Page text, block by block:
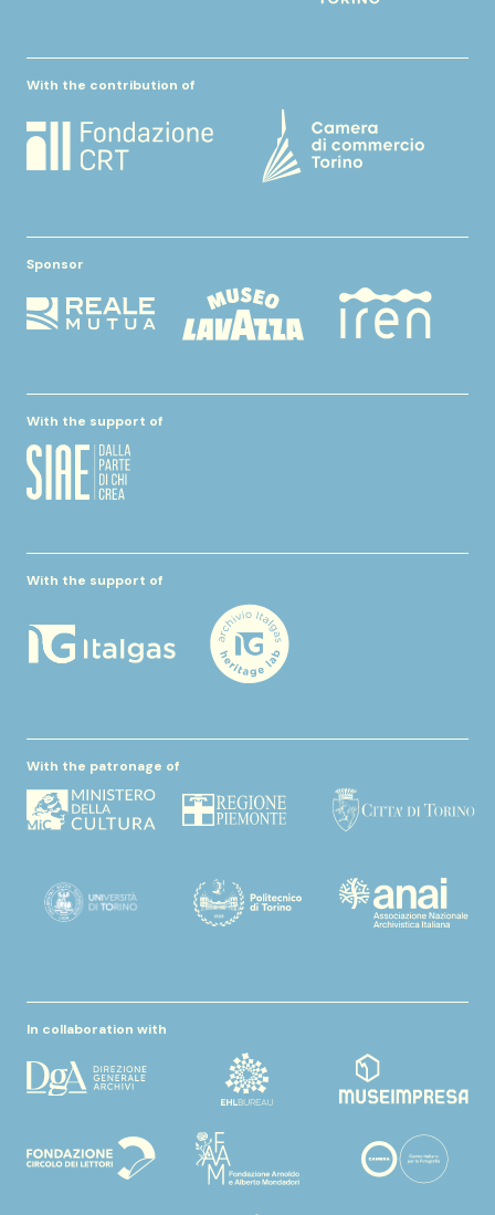
With the contribution of
Sponsor
With the support of
With the support of
With the patronage of
In collaboration with